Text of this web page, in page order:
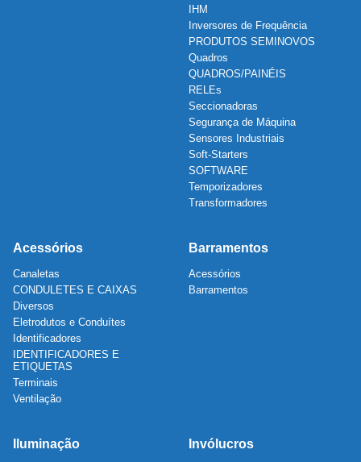
IHM
Inversores de Frequência
PRODUTOS SEMINOVOS
Quadros
QUADROS/PAINÉIS
RELEs
Seccionadoras
Segurança de Máquina
Sensores Industriais
Soft-Starters
SOFTWARE
Temporizadores
Transformadores
Acessórios
Canaletas
CONDULETES E CAIXAS
Diversos
Eletrodutos e Conduítes
Identificadores
IDENTIFICADORES E
ETIQUETAS
Terminais
Ventilação
Barramentos
Acessórios
Barramentos
Iluminação Invólucros